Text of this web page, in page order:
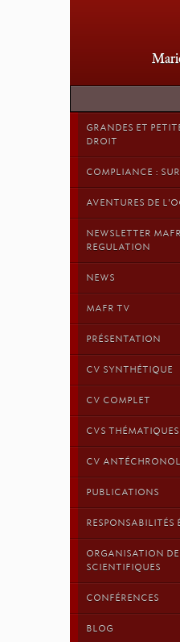
GRANDES ET
DROIT
COMPLIANCE :
AVENTURES DE
NEWSLETTER
REGULATION
NEWS
MAFR TV
PRÉSENTATION
CV SYNTHÉTIQUE
CV COMPLET
CVS THÉMATIQUES
CV
PUBLICATIONS
RESPONSABILITÉS
ORGANISATION
SCIENTIFIQUES
CONFÉRENCES
BLOG